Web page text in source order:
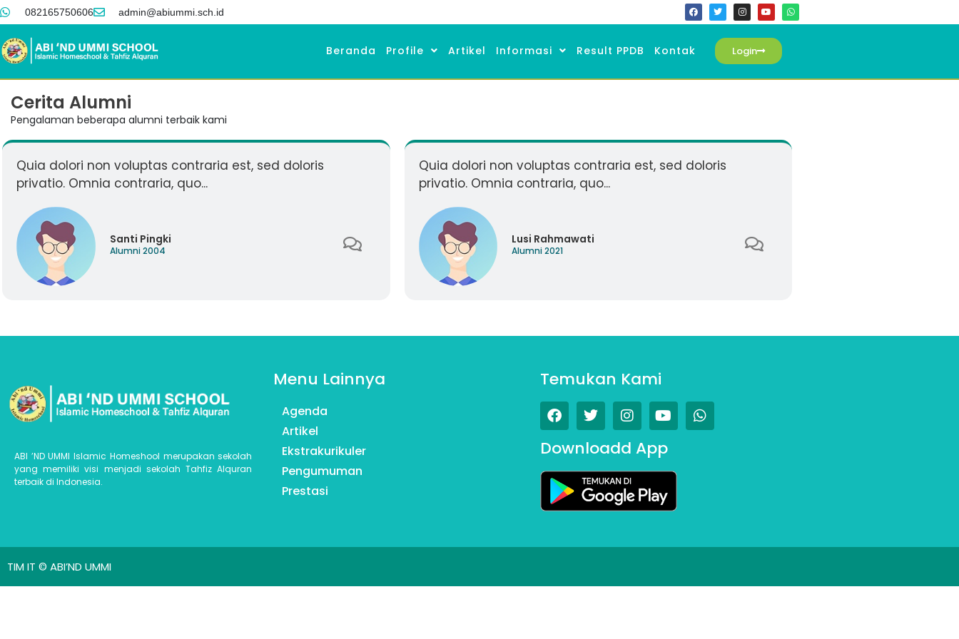
082165750606 admin@abiummi.sch.id
Beranda Profile Artikel Informasi Result PPDB Kontak Login
Cerita Alumni
Pengalaman beberapa alumni terbaik kami
Quia dolori non voluptas contraria est, sed doloris
privatio. Omnia contraria, quo...
Santi Pingki
Alumni 2004
Quia dolori non voluptas contraria est, sed doloris
privatio. Omnia contraria, quo...
Lusi Rahmawati
Alumni 2021
ABI ’ND UMMI Islamic Homeshool merupakan sekolah
yang memiliki visi menjadi sekolah Tahfiz Alquran
terbaik di Indonesia.
Menu Lainnya
Agenda
Artikel
Ekstrakurikuler
Pengumuman
Prestasi
Temukan Kami
Downloadd App
TIM IT © ABI’ND UMMI